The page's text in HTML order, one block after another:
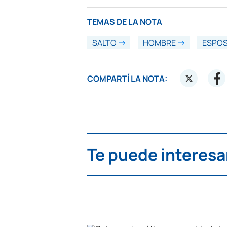
TEMAS DE LA NOTA
SALTO
HOMBRE
COMPARTÍ LA NOTA:
Te puede